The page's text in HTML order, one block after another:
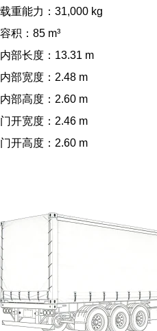
载重能力：31,000 kg
容积：85 m³
内部长度：13.31 m
内部宽度：2.48 m
内部高度：2.60 m
门开宽度：2.46 m
门开高度：2.60 m